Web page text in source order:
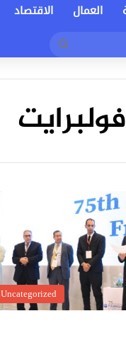
العمال الاقتصاد
Uncategorized